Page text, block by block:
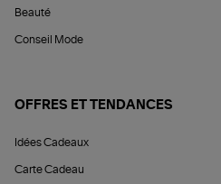
Beauté
Conseil Mode
OFFRES ET TENDANCES
Idées Cadeaux
Carte Cadeau